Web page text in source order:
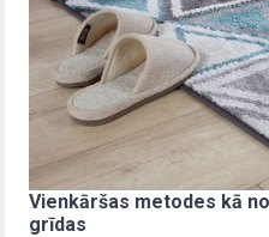
Vienkāršas metodes kā
grīdas